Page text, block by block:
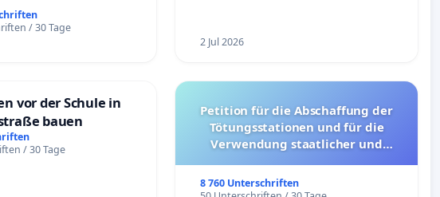
/ 30 Tage
2 Jul 2026
vor der Schule in
bauen
/ 30 Tage
Petition für die Abschaffung der
Tötungsstationen und für die
Verwendung staatlicher und
8 760 Unterschriften